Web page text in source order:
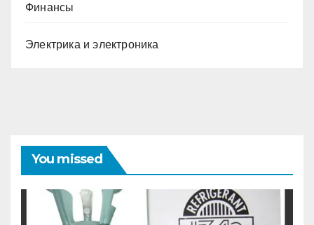
Финансы
Электрика и электроника
You missed